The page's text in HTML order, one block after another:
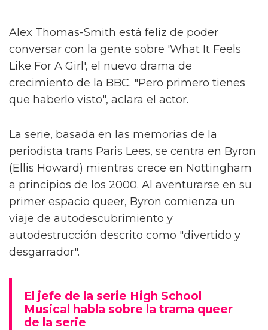
Alex Thomas-Smith está feliz de poder
conversar con la gente sobre 'What It Feels
Like For A Girl', el nuevo drama de
crecimiento de la BBC. "Pero primero tienes
que haberlo visto", aclara el actor.
La serie, basada en las memorias de la
periodista trans Paris Lees, se centra en Byron
(Ellis Howard) mientras crece en Nottingham
a principios de los 2000. Al aventurarse en su
primer espacio queer, Byron comienza un
viaje de autodescubrimiento y
autodestrucción descrito como "divertido y
desgarrador".
El jefe de la serie High School
Musical habla sobre la trama queer
de la serie